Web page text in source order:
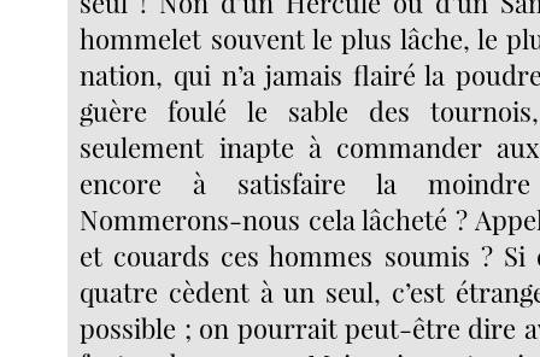
hommelet souvent le plus lâche, le
nation, qui n’a jamais flairé la
guère foulé le sable des
seulement inapte à commander
encore à satisfaire la
Nommerons-nous cela lâcheté ?
et couards ces hommes soumis ?
quatre cèdent à un seul, c’est
possible ; on pourrait peut-être dire